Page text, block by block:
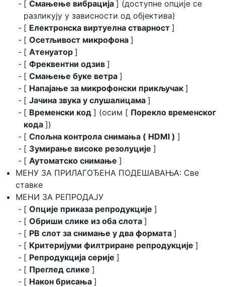
[ Смањење вибрација ] (доступне опције се
разликују у зависности од објектива)
[ Електронска виртуелна стварност ]
[ Осетљивост микрофона ]
[ Атенуатор ]
[ Фреквентни одзив ]
[ Смањење буке ветра ]
[ Напајање за микрофонски прикључак ]
[ Јачина звука у слушалицама ]
[ Временски код ] (осим [ Порекло временског
кода ])
[ Спољна контрола снимања ( HDMI ) ]
[ Зумирање високе резолуције ]
[ Аутоматско снимање ]
МЕНУ ЗА ПРИЛАГОЂЕНА ПОДЕШАВАЊА: Све
ставке
МЕНИ ЗА РЕПРОДАЈУ
[ Опције приказа репродукције ]
[ Обриши слике из оба слота ]
[ PB слот за снимање у два формата ]
[ Критеријуми филтриране репродукције ]
[ Репродукција серије ]
[ Преглед слике ]
[ Након брисања ]